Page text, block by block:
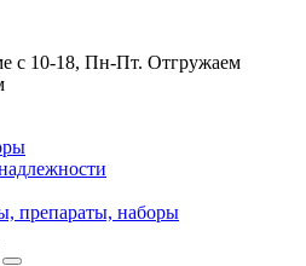
с 10-18, Пн-Пт. Отгружаем
препараты, наборы